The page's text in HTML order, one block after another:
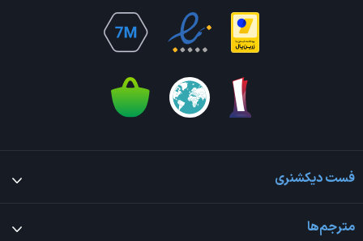
فست دیکشنری
مترجم‌ها